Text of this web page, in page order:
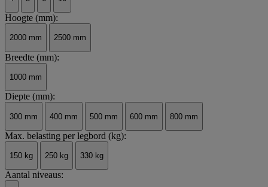
Hoogte (mm):
2000 mm 2500 mm
Breedte (mm):
1000 mm
Diepte (mm):
300 mm 400 mm 500 mm 600 mm 800 mm
Max. belasting per legbord (kg):
150 kg 250 kg 330 kg
Aantal niveaus: